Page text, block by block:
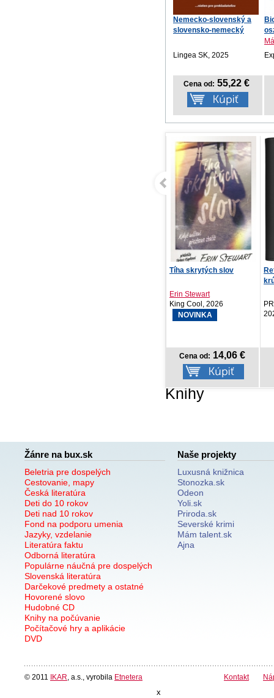
Nemecko-slovenský a
slovensko-nemecký
Lingea SK, 2025
Cena od: 55,22 €
Refill – Týždenný
PRESCOGROUP SK,
2026
Cena od: 8,97 €
Knihy
Žánre na bux.sk
Beletria pre dospelých
Cestovanie, mapy
Česká literatúra
Deti do 10 rokov
Deti nad 10 rokov
Fond na podporu umenia
Jazyky, vzdelanie
Literatúra faktu
Odborná literatúra
Populárne náučná pre dospelých
Slovenská literatúra
Darčekové predmety a ostatné
Hovorené slovo
Hudobné CD
Knihy na počúvanie
Počítačové hry a aplikácie
DVD
Naše projekty
Luxusná knižnica
Stonozka.sk
Odeon
Yoli.sk
Priroda.sk
Severské krimi
Mám talent.sk
Ajna
© 2011 IKAR , a.s., vyrobila Etnetera Kontakt
x